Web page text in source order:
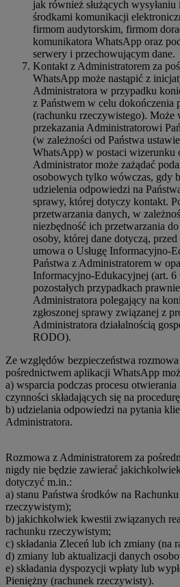
jak również służących
środkami komunikacji
firmom audytorskim, firmom
komunikatora WhatsApp oraz
serwery i przechowującym dane.
Kontakt z Administratorem za
WhatsApp może nastąpić z
Administratora w przypadku
z Państwem w celu dokończenia
(rachunku rzeczywistego). Może
przekazania Administratorowi
(w zależności od Państwa
WhatsApp) w postaci wizerunku
Administrator może zażądać
osobowych tylko wówczas, gdy
udzielenia odpowiedzi na
sprawy, której dotyczy kontakt.
przetwarzania danych, w
niezbędność ich przetwarzania
osoby, której dane dotyczą,
umowa o Usługę Informacyjno-
Państwa z Administratorem w
Informacyjno-Edukacyjnej (art.
pozostałych przypadkach
Administratora polegający na
zgłoszonej sprawy związanej z
Administratora działalnością
RODO).
Ze względów bezpieczeństwa
pośrednictwem aplikacji WhatsApp
a) wsparcia podczas procesu
czynności składających się na
b) udzielania odpowiedzi na pytania
Administratora.
Rozmowa z Administratorem za
nigdy nie będzie zawierać
dotyczyć m.in.:
a) stanu Państwa środków na
rzeczywistym);
b) jakichkolwiek kwestii związanych
rachunku rzeczywistym;
c) składania Zleceń lub ich zmiany (na
d) zmiany lub aktualizacji danych
e) składania dyspozycji wpłaty lub
Pieniężny (rachunek rzeczywisty).